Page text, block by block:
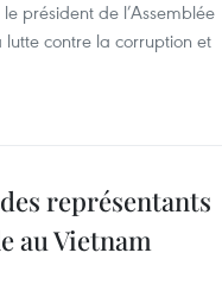
président de l’Assemblée
contre la corruption et
représentants
au Vietnam